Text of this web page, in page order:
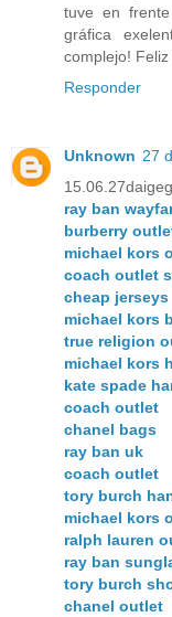
tuve en
gráfica
complejo! Feliz
Responder
Unknown 27
ray ban
burberry
michael kors
coach outlet
cheap jerseys
michael kors
true religion
michael kors
kate spade
coach outlet
chanel bags
ray ban uk
coach outlet
tory burch
michael kors
ralph lauren
ray ban
tory burch
chanel outlet